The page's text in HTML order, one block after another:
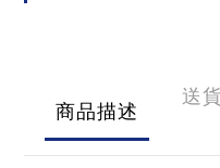
商品描述
送